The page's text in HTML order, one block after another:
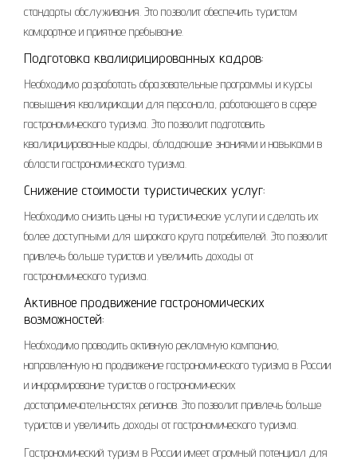
стандарты обслуживания. Это позволит обеспечить туристам
комфортное и приятное пребывание.
Подготовка квалифицированных кадров:
Необходимо разработать образовательные программы и курсы
повышения квалификации для персонала, работающего в сфере
гастрономического туризма. Это позволит подготовить
квалифицированные кадры, обладающие знаниями и навыками в
области гастрономического туризма.
Снижение стоимости туристических услуг:
Необходимо снизить цены на туристические услуги и сделать их
более доступными для широкого круга потребителей. Это позволит
привлечь больше туристов и увеличить доходы от
гастрономического туризма.
Активное продвижение гастрономических
возможностей:
Необходимо проводить активную рекламную кампанию,
направленную на продвижение гастрономического туризма в России
и информирование туристов о гастрономических
достопримечательностях регионов. Это позволит привлечь больше
туристов и увеличить доходы от гастрономического туризма.
Гастрономический туризм в России имеет огромный потенциал для